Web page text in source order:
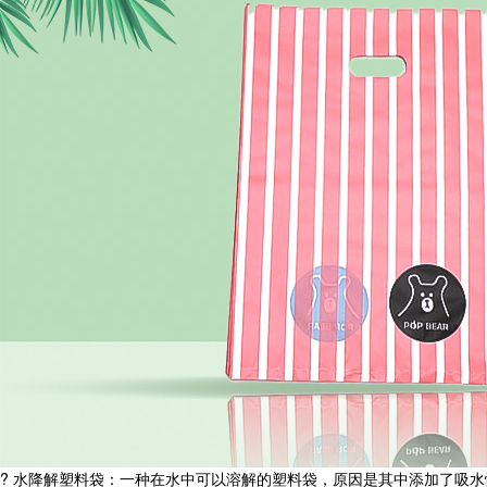
? 水降解塑料袋：一种在水中可以溶解的塑料袋，原因是其中添加了吸